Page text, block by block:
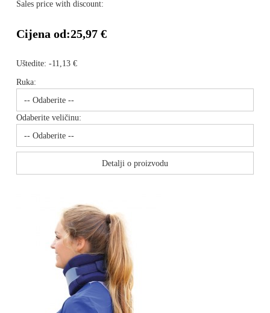
Sales price with discount:
Cijena od:25,97 €
Uštedite: -11,13 €
Ruka:
Odaberite veličinu:
Detalji o proizvodu